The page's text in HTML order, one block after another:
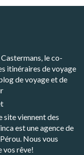
le co-
itinéraires de voyage
de voyage et de
site viennent des
est une agence de
Nous vous
vos rêve!